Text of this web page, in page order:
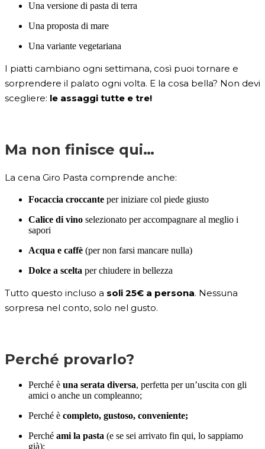
Una versione di pasta di terra
Una proposta di mare
Una variante vegetariana
I piatti cambiano ogni settimana, così puoi tornare e
sorprendere il palato ogni volta. E la cosa bella? Non devi
scegliere: le assaggi tutte e tre!
Ma non finisce qui…
La cena Giro Pasta comprende anche:
Focaccia croccante per iniziare col piede giusto
Calice di vino selezionato per accompagnare al meglio i
sapori
Acqua e caffè (per non farsi mancare nulla)
Dolce a scelta per chiudere in bellezza
Tutto questo incluso a soli 25€ a persona. Nessuna
sorpresa nel conto, solo nel gusto.
Perché provarlo?
Perché è una serata diversa, perfetta per un’uscita con gli
amici o anche un compleanno;
Perché è completo, gustoso, conveniente;
Perché ami la pasta (e se sei arrivato fin qui, lo sappiamo
già);